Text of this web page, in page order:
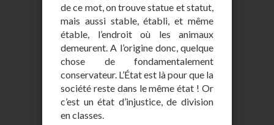
de ce mot, on trouve statue et statut,
mais aussi stable, établi, et même
étable, l’endroit où les animaux
demeurent. A l’origine donc, quelque
chose de fondamentalement
conservateur. L’État est là pour que la
société reste dans le même état ! Or
c’est un état d’injustice, de division
en classes.